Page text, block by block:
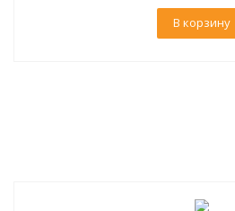
В корзину